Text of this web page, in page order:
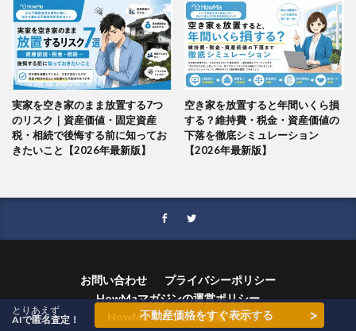
実家を空き家のまま放置する7つ
のリスク｜資産価値・固定資産
税・相続で後悔する前に知ってお
きたいこと【2026年最新版】
空き家を放置すると年間いくら損
する？維持費・税金・資産価値の
下落を徹底シミュレーション
【2026年最新版】
お問い合わせ
プライバシーポリシー
HowMaマガジンの運営ポリシー
HowMaマガジンの著者一覧
とりあえず
AIで匿名査定！
不動産価格をすぐ表示する >